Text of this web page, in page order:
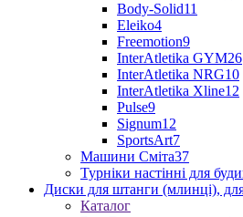
Body-Solid11
Eleiko4
Freemotion9
InterAtletika GYM26
InterAtletika NRG10
InterAtletika Xline12
Pulse9
Signum12
SportsArt7
Машини Сміта37
Турніки настінні для
Диски для штанги (млинці), для
Каталог